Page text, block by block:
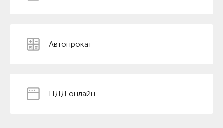
Автопрокат
ПДД онлайн